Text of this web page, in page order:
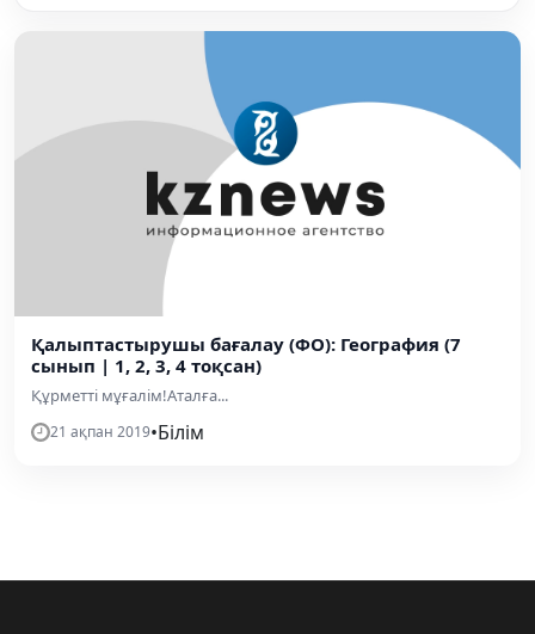
Қалыптастырушы бағалау (ФО): География (7
сынып | 1, 2, 3, 4 тоқсан)
Құрметті мұғалім!Аталға...
21 ақпан 2019•Білім